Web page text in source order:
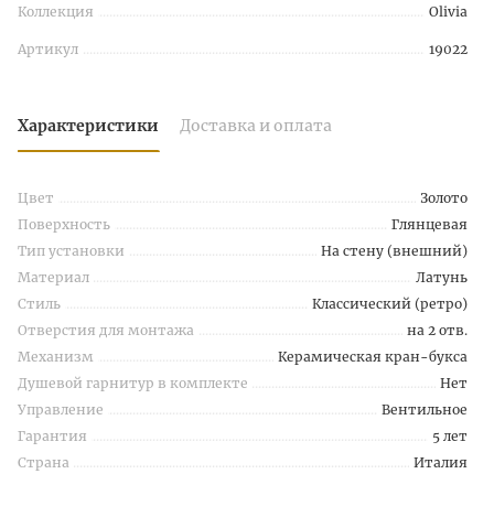
Коллекция Olivia
Артикул 19022
Характеристики Доставка и оплата
Цвет
Золото
Поверхность
Глянцевая
Тип установки
На стену (внешний)
Материал
Латунь
Стиль
Классический (ретро)
Отверстия для монтажа
на 2 отв.
Механизм
Керамическая кран-букса
Душевой гарнитур в комплекте
Нет
Управление
Вентильное
Гарантия
5 лет
Страна
Италия